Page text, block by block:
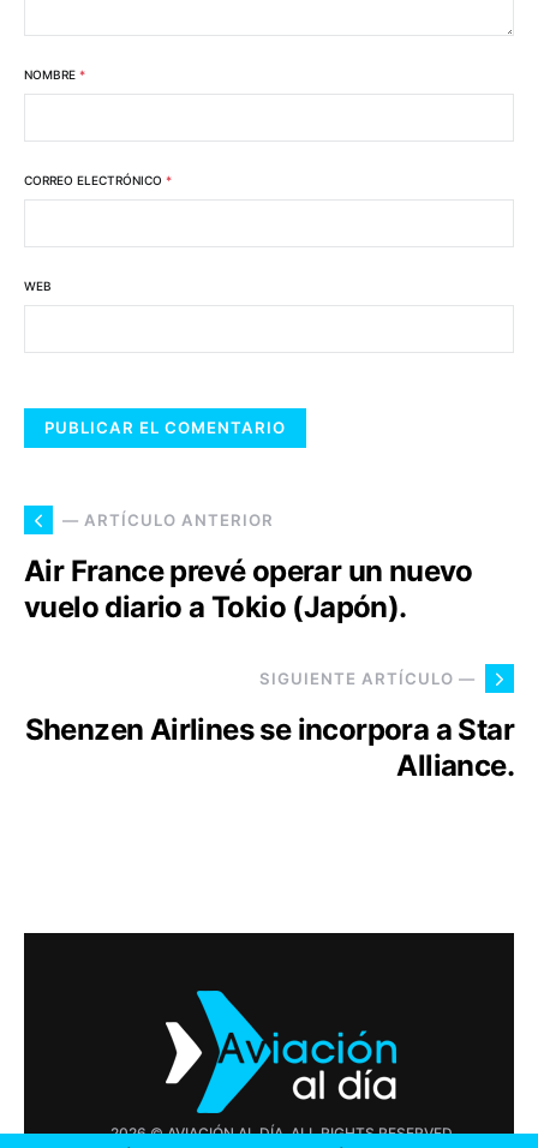
NOMBRE *
CORREO ELECTRÓNICO *
WEB
— ARTÍCULO ANTERIOR
Air France prevé operar un nuevo
vuelo diario a Tokio (Japón).
SIGUIENTE ARTÍCULO —
Shenzen Airlines se incorpora a Star
Alliance.
2026 © AVIACIÓN AL DÍA. ALL RIGHTS RESERVED